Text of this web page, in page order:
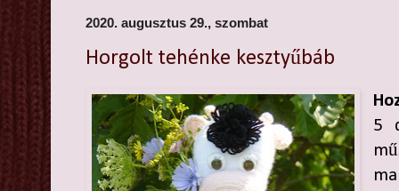
2020. augusztus 29., szombat
Horgolt tehénke kesztyűbáb
5